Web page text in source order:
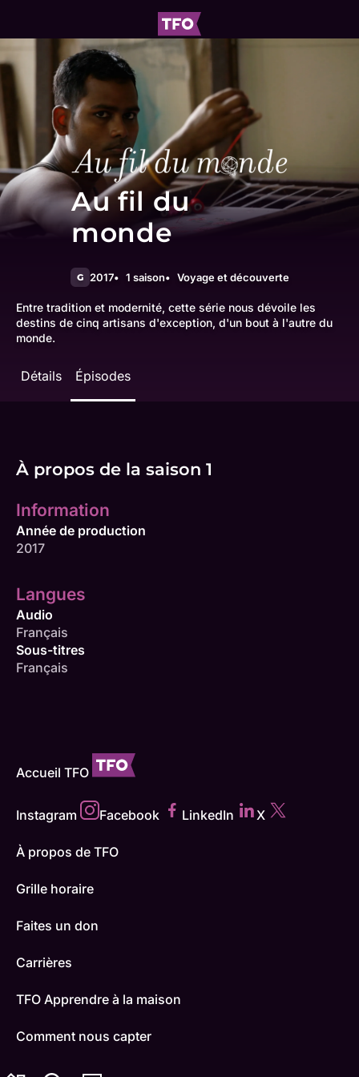
Au fil du
monde
G 2017 1 saison Voyage et découverte
Entre tradition et modernité, cette série nous dévoile les
destins de cinq artisans d'exception, d'un bout à l'autre du
monde.
Détails Épisodes
À propos de la saison 1
Information
Année de production
2017
Langues
Audio
Français
Sous-titres
Français
Accueil TFO
Instagram Facebook LinkedIn X
À propos de TFO
Grille horaire
Faites un don
Carrières
TFO Apprendre à la maison
Comment nous capter
Contactez-nous